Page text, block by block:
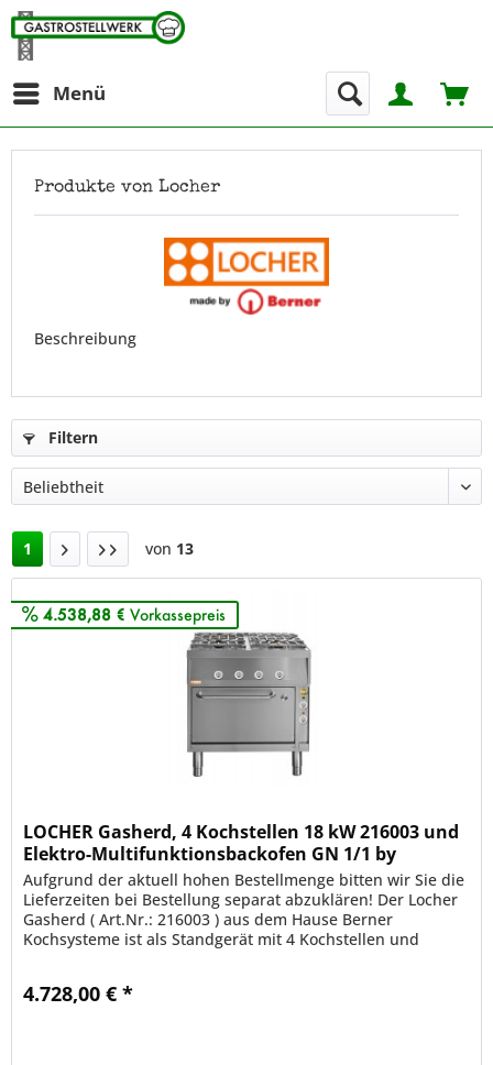
Menü
Produkte von Locher
Beschreibung
Filtern
1 von 13
4.538,88 € Vorkassepreis
LOCHER Gasherd, 4 Kochstellen 18 kW 216003 und
Elektro-Multifunktionsbackofen GN 1/1 by
BERNER Kochy
Aufgrund der aktuell hohen Bestellmenge bitten wir Sie die
Lieferzeiten bei Bestellung separat abzuklären! Der Locher
Gasherd ( Art.Nr.: 216003 ) aus dem Hause Berner
Kochsysteme ist als Standgerät mit 4 Kochstellen und
4.728,00 € *